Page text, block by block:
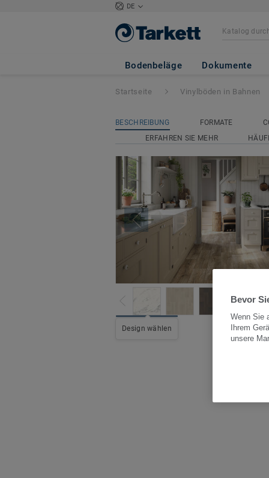
DE
Bodenbeläge Dokumente
Iconik 260
Startseite Vinylböden in Bahnen
BESCHREIBUNG FORMATE
ERFAHREN SIE MEHR
Design wählen Alle
Bevor
Wenn Sie
Ihrem
unsere